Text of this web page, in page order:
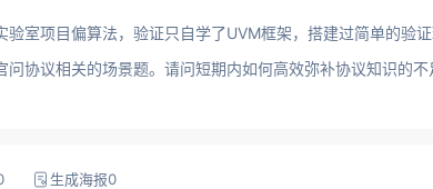
验室项目偏算法，验证只自学了UVM框架，搭建过简单的验
问协议相关的场景题。请问短期内如何高效弥补协议知识的不
生成海报0